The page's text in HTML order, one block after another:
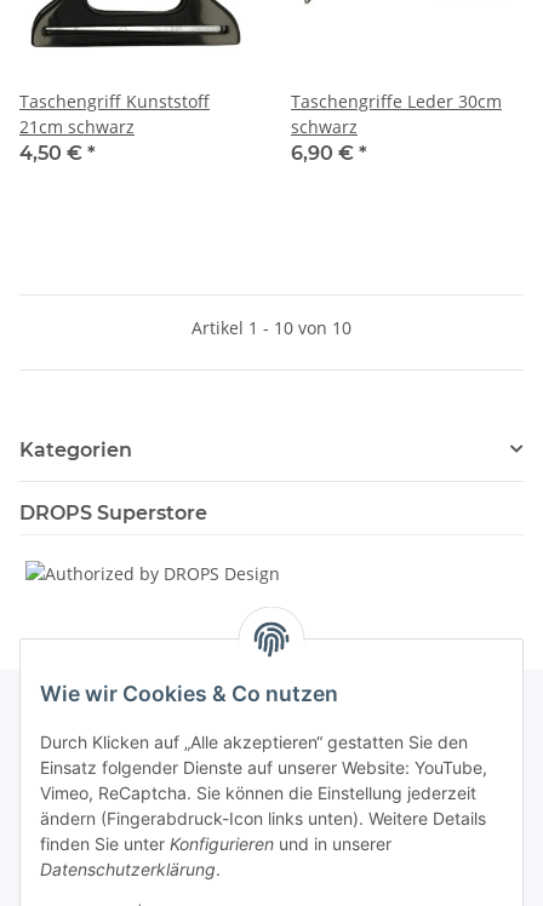
Wie wir Cookies & Co nutzen
Durch Klicken auf „Alle akzeptieren“ gestatten Sie den
Einsatz folgender Dienste auf unserer Website: YouTube,
Vimeo, ReCaptcha. Sie können die Einstellung jederzeit
ändern (Fingerabdruck-Icon links unten). Weitere Details
finden Sie unter Konfigurieren und in unserer
Datenschutzerklärung.
Taschengriff Kunststoff
21cm schwarz
4,50 € *
Taschengriffe Leder 30cm
schwarz
6,90 € *
Artikel 1 - 10 von 10
Kategorien
DROPS Superstore
Informationen
Unsere Spezialshops